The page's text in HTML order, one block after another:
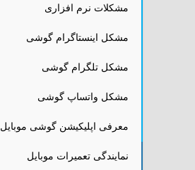
مشکلات نرم افزاری
مشکل اینستاگرام گوشی
مشکل تلگرام گوشی
مشکل واتساپ گوشی
معرفی اپلیکیشن گوشی موبایل
نمایندگی تعمیرات موبایل